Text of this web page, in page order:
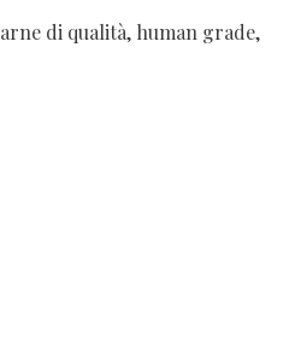
di qualità, human grade,